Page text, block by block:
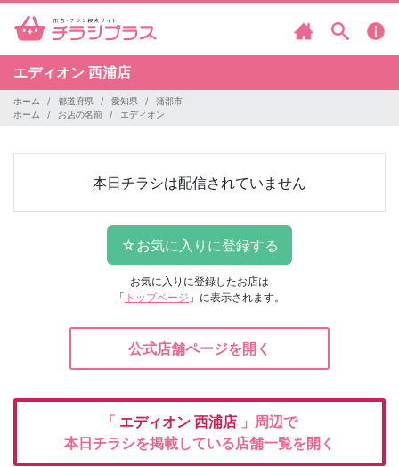
エディオン 西浦店
ホーム 都道府県 愛知県
蒲郡市
ホーム
お店の名前 エディオン
本日チラシは配信されていません
お気に入りに登録したお店は
「 トップページ 」に表示されます。
公式店舗ページを開く
「 エディオン 西浦店 」周辺で
本日チラシを掲載している店舗一覧を開く